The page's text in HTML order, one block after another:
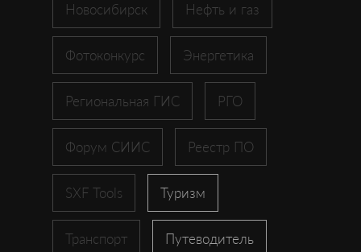
Новосибирск Нефть и газ
Фотоконкурс Энергетика
Региональная ГИС РГО
Форум СИИС Реестр ПО
SXF Tools Туризм
Транспорт Путеводитель